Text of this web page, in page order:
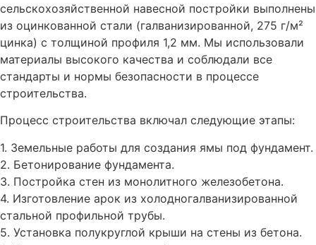
сельскохозяйственной навесной постройки выполнены
из оцинкованной стали (галванизированной, 275 г/м²
цинка) с толщиной профиля 1,2 мм. Мы использовали
материалы высокого качества и соблюдали все
стандарты и нормы безопасности в процессе
строительства.
Процесс строительства включал следующие этапы:
1. Земельные работы для создания ямы под фундамент.
2. Бетонирование фундамента.
3. Постройка стен из монолитного железобетона.
4. Изготовление арок из холодногалванизированной
стальной профильной трубы.
5. Установка полукруглой крыши на стены из бетона.